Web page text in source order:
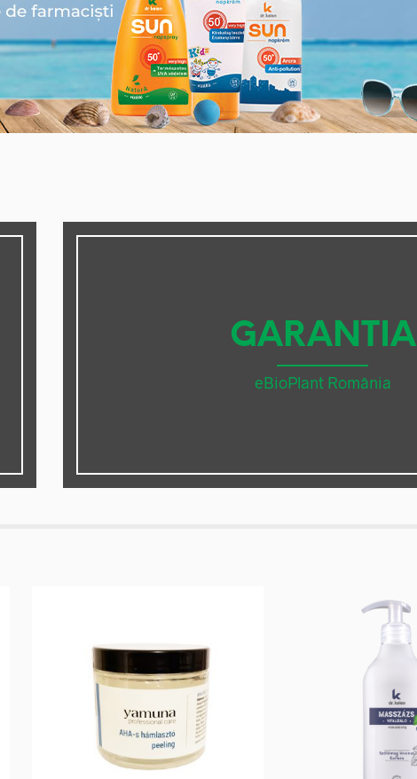
GARANTIA
eBioPlant România